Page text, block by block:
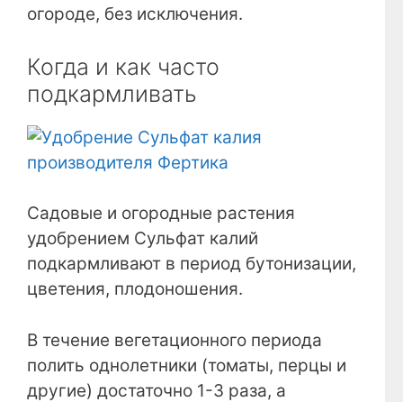
огороде, без исключения.
Когда и как часто
подкармливать
Садовые и огородные растения
удобрением Сульфат калий
подкармливают в период бутонизации,
цветения, плодоношения.
В течение вегетационного периода
полить однолетники (томаты, перцы и
другие) достаточно 1-3 раза, а